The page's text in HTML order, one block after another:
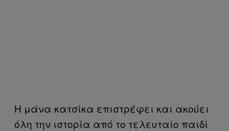
Η μάνα κατσίκα επιστρέφει και ακούει
όλη την ιστορία από το τελευταίο παιδί